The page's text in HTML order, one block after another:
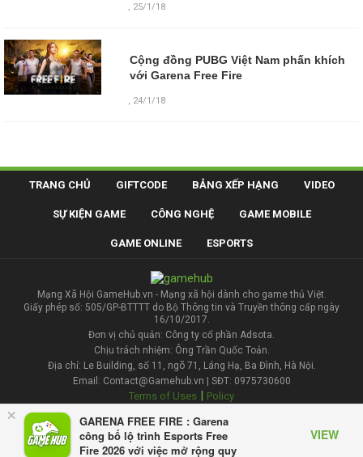
×
GARENA FREE FIRE : Garena
công bố lộ trình Esports Free
Fire 2026 với việc mở rộng quy
VIEW
, 25/1/18
Cộng đồng PUBG Việt Nam phấn khích
với Garena Free Fire
, 24/1/18
TRANG CHỦ GIFTCODE BẢNG XẾP HẠNG VIDEO
SỰ KIỆN GAME CÔNG NGHỆ GAME MOBILE
GAME ONLINE ESPORTS
Mạng Xã Hội GameHub.vn - Mạng xã hội dành cho game thủ Việt.
Giấy phép số: 505/GP-BTTTT do Bộ Thông tin và Truyền thông cấp ngày
16/10/2017.
Đơn vị chủ quản: Công ty cổ phần Adsota.
Chịu trách nhiệm: Ông Trần Quốc Toản.
Địa chỉ: Le Building, số 11, ngõ 71, Láng Hạ, Ba Đình, Hà Nội.
Email: Contact@Gamehub.vn | SĐT: 0975730600
Terms of Uses | Policy
Liên hệ đăng bài